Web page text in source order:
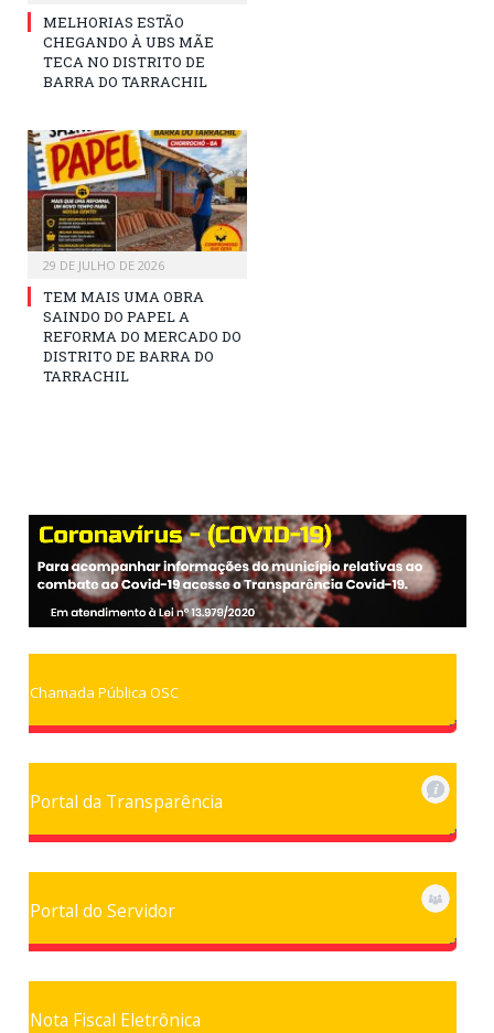
MELHORIAS ESTÃO
CHEGANDO À UBS MÃE
TECA NO DISTRITO DE
BARRA DO TARRACHIL
29 DE JULHO DE 2026
TEM MAIS UMA OBRA
SAINDO DO PAPEL A
REFORMA DO MERCADO DO
DISTRITO DE BARRA DO
TARRACHIL
Chamada Pública OSC
Portal da Transparência
Portal do Servidor
Nota Fiscal Eletrônica